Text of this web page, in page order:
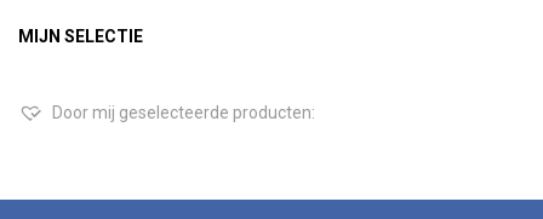
MIJN SELECTIE
Door mij geselecteerde producten: